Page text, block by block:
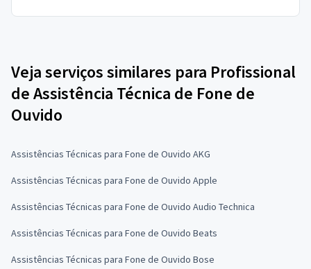
Veja serviços similares para Profissional
de Assistência Técnica de Fone de
Ouvido
Assistências Técnicas para Fone de Ouvido AKG
Assistências Técnicas para Fone de Ouvido Apple
Assistências Técnicas para Fone de Ouvido Audio Technica
Assistências Técnicas para Fone de Ouvido Beats
Assistências Técnicas para Fone de Ouvido Bose